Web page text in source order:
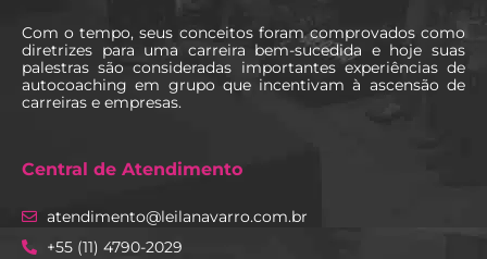
Com o tempo, seus conceitos foram comprovados como
diretrizes para uma carreira bem-sucedida e hoje suas
palestras são consideradas importantes experiências de
autocoaching em grupo que incentivam à ascensão de
carreiras e empresas.
Central de Atendimento
atendimento@leilanavarro.com.br
+55 (11) 4790-2029